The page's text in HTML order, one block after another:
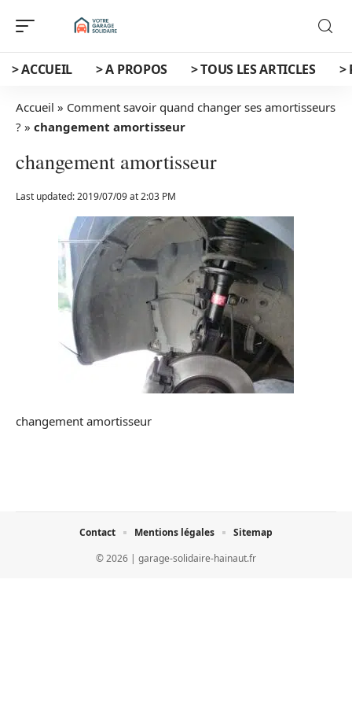
> ACCUEIL > A PROPOS > TOUS LES ARTICLES >
Accueil » Comment savoir quand changer ses amortisseurs
? » changement amortisseur
changement amortisseur
Last updated: 2019/07/09 at 2:03 PM
changement amortisseur
© 2026 | garage-solidaire-hainaut.fr
Contact Mentions légales Sitemap